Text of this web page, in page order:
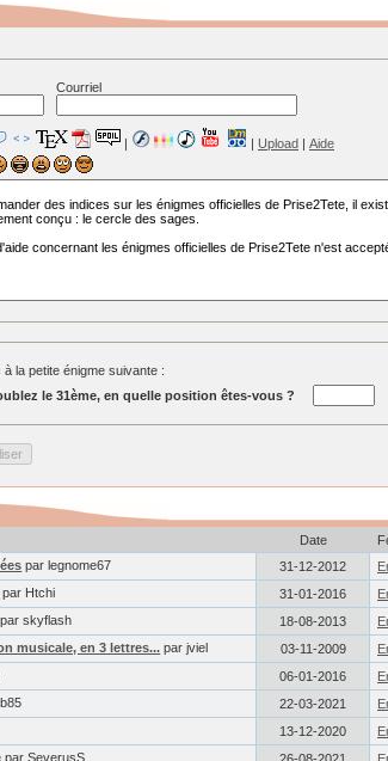
Courriel
| | Upload | Aide
la petite énigme suivante :
le 31ème, en quelle position êtes-vous ?
Date
par legnome67 31-12-2012
par Htchi 31-01-2016
par skyflash 18-08-2013
musicale, en 3 lettres... par jviel 03-11-2009
06-01-2016
22-03-2021
13-12-2020
par SeverusS